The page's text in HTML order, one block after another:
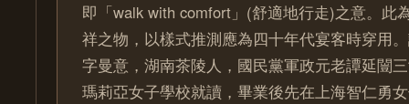
即「walk with comfort」(舒適地行走)之意。此
祥之物，以樣式推測應為四十年代宴客時穿用
字曼意，湖南茶陵人，國民黨軍政元老譚延闓
瑪莉亞女子學校就讀，畢業後先在上海智仁勇